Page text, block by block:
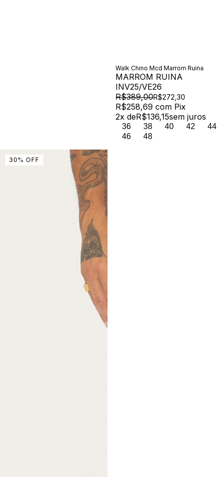
Walk Chino Mcd Marrom Ruina
MARROM RUINA
INV25/VE26
R$389,00R$272,30
R$258,69 com Pix
2x deR$136,15sem juros
36 38 40 42
44
46
48
30 % OFF